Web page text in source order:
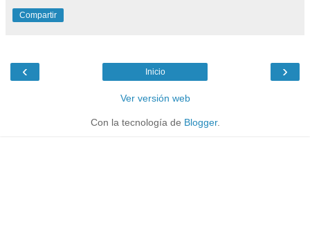
Compartir
‹ ›
Inicio
Ver versión web
Con la tecnología de Blogger.